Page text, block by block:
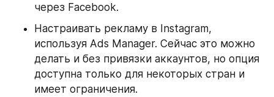
через Facebook.
Настраивать рекламу в Instagram,
используя Ads Manager. Сейчас это можно
делать и без привязки аккаунтов, но опция
доступна только для некоторых стран и
имеет ограничения.